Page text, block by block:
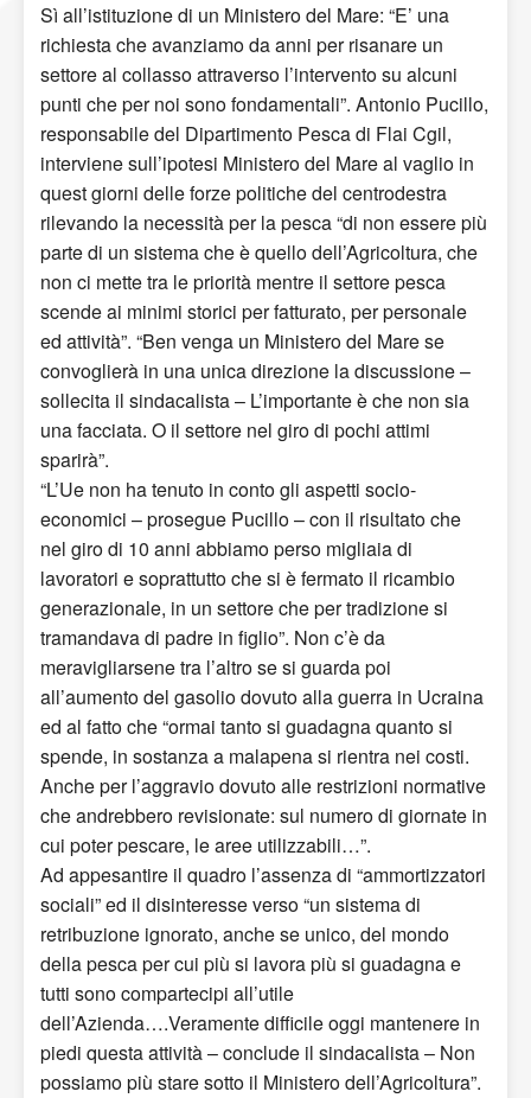
Sì all’istituzione di un Ministero del Mare: “E’ una
richiesta che avanziamo da anni per risanare un
settore al collasso attraverso l’intervento su alcuni
punti che per noi sono fondamentali”. Antonio Pucillo,
responsabile del Dipartimento Pesca di Flai Cgil,
interviene sull’ipotesi Ministero del Mare al vaglio in
quest giorni delle forze politiche del centrodestra
rilevando la necessità per la pesca “di non essere più
parte di un sistema che è quello dell’Agricoltura, che
non ci mette tra le priorità mentre il settore pesca
scende ai minimi storici per fatturato, per personale
ed attività”. “Ben venga un Ministero del Mare se
convoglierà in una unica direzione la discussione –
sollecita il sindacalista – L’importante è che non sia
una facciata. O il settore nel giro di pochi attimi
sparirà”.
“L’Ue non ha tenuto in conto gli aspetti socio-
economici – prosegue Pucillo – con il risultato che
nel giro di 10 anni abbiamo perso migliaia di
lavoratori e soprattutto che si è fermato il ricambio
generazionale, in un settore che per tradizione si
tramandava di padre in figlio”. Non c’è da
meravigliarsene tra l’altro se si guarda poi
all’aumento del gasolio dovuto alla guerra in Ucraina
ed al fatto che “ormai tanto si guadagna quanto si
spende, in sostanza a malapena si rientra nei costi.
Anche per l’aggravio dovuto alle restrizioni normative
che andrebbero revisionate: sul numero di giornate in
cui poter pescare, le aree utilizzabili…”.
Ad appesantire il quadro l’assenza di “ammortizzatori
sociali” ed il disinteresse verso “un sistema di
retribuzione ignorato, anche se unico, del mondo
della pesca per cui più si lavora più si guadagna e
tutti sono compartecipi all’utile
dell’Azienda….Veramente difficile oggi mantenere in
piedi questa attività – conclude il sindacalista – Non
possiamo più stare sotto il Ministero dell’Agricoltura”.